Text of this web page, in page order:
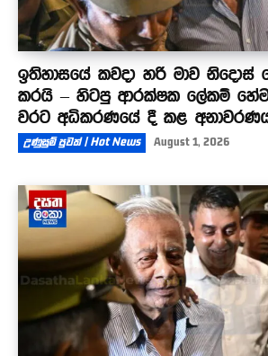
ඉතිහාසයේ කවදා හරි මාව නිදොස්
කරයි – හිටපු ආරක්ෂක ලේකම්
වරට අධිකරණයේ දී කළ
උණුසුම් පුවත් | Hot News August 1, 2026